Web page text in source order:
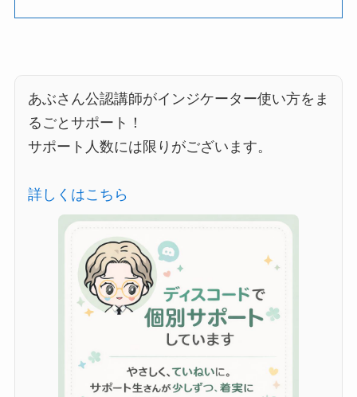
あぶさん公認講師がインジケーター使い方をま
るごとサポート！
サポート人数には限りがございます。
詳しくはこちら